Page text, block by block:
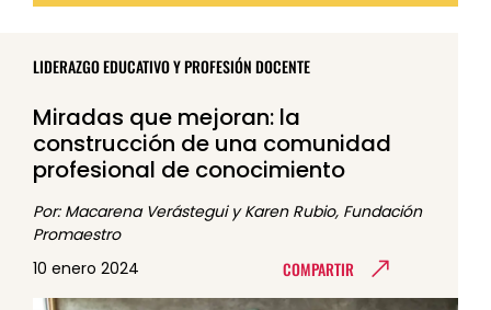
LIDERAZGO EDUCATIVO Y PROFESIÓN DOCENTE
Miradas que mejoran: la
construcción de una comunidad
profesional de conocimiento
Por: Macarena Verástegui y Karen Rubio, Fundación
Promaestro
10 enero 2024
COMPARTIR